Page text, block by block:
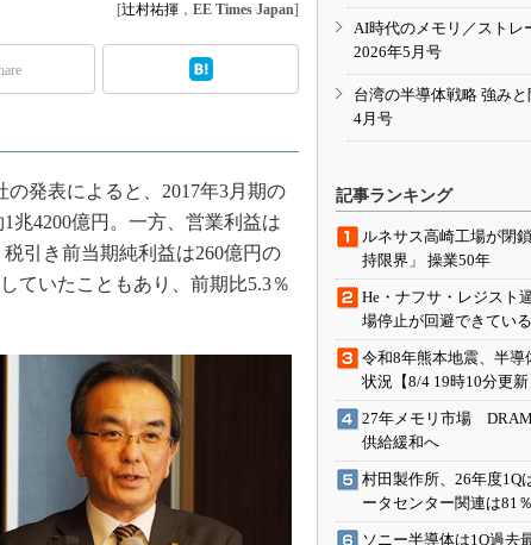
クトロニクス入門（EDN
[辻村祐揮 ， EE Times Japan]
発表によると、2017年3月期の
兆4200億円。一方、営業利益は
引き前当期純利益は260億円の
ていたこともあり、前期比5.3％
AI時代のメモリ／スト
2026年5月号
台湾の半導体戦略 強み
4月号
記事ランキング
ルネサス高崎工場が閉
持限界」 操業50年
He・ナフサ・レジス
場停止が回避できてい
令和8年熊本地震、半
状況【8/4 19時10分更新
27年メモリ市場
供給緩和へ
村田製作所、26年度
ータセンター関連は81
ソニー半導体は1Q過去